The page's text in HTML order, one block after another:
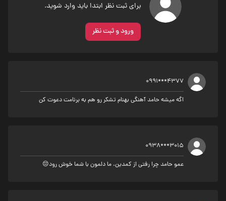
برای ثبت نظر ابتدا باید وارد شوید.
ورود و ثبت نظر
0991***4377
اگه میشه حامد آهنگی بهنام تشکر رو هم به برنامت دعوت کن
0938***3015
عمو حامد چرا رفتی از کمدین. ما دلمون با شما خوش رود😔